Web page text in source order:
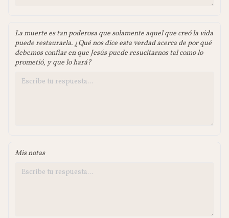
La muerte es tan poderosa que solamente aquel que creó la vida
puede restaurarla. ¿Qué nos dice esta verdad acerca de por qué
debemos confiar en que Jesús puede resucitarnos tal como lo
prometió, y que lo hará?
Mis notas